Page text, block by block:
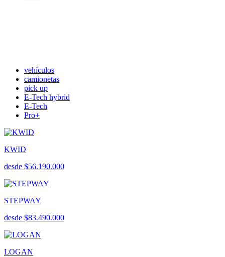
vehículos
camionetas
pick up
E-Tech hybrid
E-Tech
Pro+
KWID
desde $56.190.000
STEPWAY
desde $83.490.000
LOGAN